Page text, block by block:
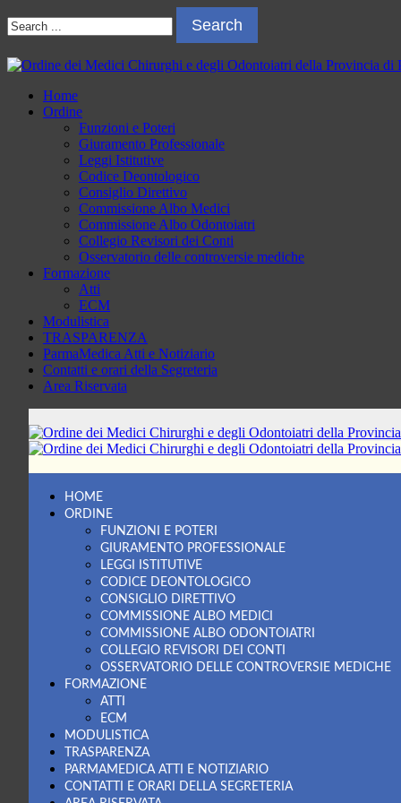
Skip
to
Skip
to
Search
for:
Ordine dei Medici Chirurghi e degli Odontoiatri della Provincia di
Sito dell'Ordine dei Medici Chirurghi e degli Odontoiatri della
Home
Ordine
Funzioni e Poteri
Giuramento Professionale
Leggi Istitutive
Codice Deontologico
Consiglio Direttivo
Commissione Albo Medici
Commissione Albo Odontoiatri
Collegio Revisori dei Conti
Osservatorio delle controversie mediche
Formazione
Atti
ECM
Modulistica
TRASPARENZA
ParmaMedica Atti e Notiziario
Contatti e orari della Segreteria
Area Riservata
HOME
ORDINE
FUNZIONI E POTERI
GIURAMENTO PROFESSIONALE
LEGGI ISTITUTIVE
CODICE DEONTOLOGICO
CONSIGLIO DIRETTIVO
COMMISSIONE ALBO MEDICI
COMMISSIONE ALBO ODONTOIATRI
COLLEGIO REVISORI DEI CONTI
OSSERVATORIO DELLE CONTROVERSIE MEDICHE
FORMAZIONE
ATTI
ECM
MODULISTICA
TRASPARENZA
PARMAMEDICA ATTI E NOTIZIARIO
CONTATTI E ORARI DELLA SEGRETERIA